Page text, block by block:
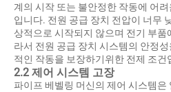
계의 시작 또는 불안정한 작동에 어
입니다. 전원 공급 장치 전압이 너무
상적으로 시작되지 않으며 전기 부
라서 전원 공급 장치 시스템의 안정
적인 작동을 보장하기위한 전제 조건
2.2 제어 시스템 고장
파이프 베벨링 머신의 제어 시스템은